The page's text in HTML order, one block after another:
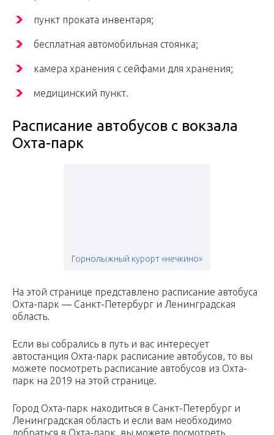
пункт проката инвентаря;
бесплатная автомобильная стоянка;
камера хранения с сейфами для хранения;
медицинский пункт.
Расписание автобусов с вокзала
Охта-парк
Горнолыжный курорт «нечкино»
На этой странице представлено расписание автобуса
Охта-парк — Санкт-Петербург и Ленинградская
область.
Если вы собрались в путь и вас интересует
автостанция Охта-парк расписание автобусов, то вы
можете посмотреть расписание автобусов из Охта-
парк на 2019 на этой странице.
Город Охта-парк находиться в Санкт-Петербург и
Ленинградская область и если вам необходимо
добраться в Охта-парк, вы можете посмотреть